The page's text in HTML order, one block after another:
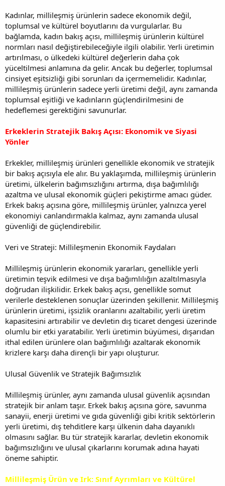
Kadınlar, millileşmiş ürünlerin sadece ekonomik değil,
toplumsal ve kültürel boyutlarını da vurgularlar. Bu
bağlamda, kadın bakış açısı, millileşmiş ürünlerin kültürel
normları nasıl değiştirebileceğiyle ilgili olabilir. Yerli üretimin
artırılması, o ülkedeki kültürel değerlerin daha çok
yüceltilmesi anlamına da gelir. Ancak bu değerler, toplumsal
cinsiyet eşitsizliği gibi sorunları da içermemelidir. Kadınlar,
millileşmiş ürünlerin sadece yerli üretimi değil, aynı zamanda
toplumsal eşitliği ve kadınların güçlendirilmesini de
hedeflemesi gerektiğini savunurlar.
Erkeklerin Stratejik Bakış Açısı: Ekonomik ve Siyasi
Yönler
Erkekler, millileşmiş ürünleri genellikle ekonomik ve stratejik
bir bakış açısıyla ele alır. Bu yaklaşımda, millileşmiş ürünlerin
üretimi, ülkelerin bağımsızlığını artırma, dışa bağımlılığı
azaltma ve ulusal ekonomik güçleri pekiştirme amacı güder.
Erkek bakış açısına göre, millileşmiş ürünler, yalnızca yerel
ekonomiyi canlandırmakla kalmaz, aynı zamanda ulusal
güvenliği de güçlendirebilir.
Veri ve Strateji: Millileşmenin Ekonomik Faydaları
Millileşmiş ürünlerin ekonomik yararları, genellikle yerli
üretimin teşvik edilmesi ve dışa bağımlılığın azaltılmasıyla
doğrudan ilişkilidir. Erkek bakış açısı, genellikle somut
verilerle desteklenen sonuçlar üzerinden şekillenir. Millileşmiş
ürünlerin üretimi, işsizlik oranlarını azaltabilir, yerli üretim
kapasitesini artırabilir ve devletin dış ticaret dengesi üzerinde
olumlu bir etki yaratabilir. Yerli üretimin büyümesi, dışarıdan
ithal edilen ürünlere olan bağımlılığı azaltarak ekonomik
krizlere karşı daha dirençli bir yapı oluşturur.
Ulusal Güvenlik ve Stratejik Bağımsızlık
Millileşmiş ürünler, aynı zamanda ulusal güvenlik açısından
stratejik bir anlam taşır. Erkek bakış açısına göre, savunma
sanayii, enerji üretimi ve gıda güvenliği gibi kritik sektörlerin
yerli üretimi, dış tehditlere karşı ülkenin daha dayanıklı
olmasını sağlar. Bu tür stratejik kararlar, devletin ekonomik
bağımsızlığını ve ulusal çıkarlarını korumak adına hayati
öneme sahiptir.
Millileşmiş Ürün ve Irk: Sınıf Ayrımları ve Kültürel